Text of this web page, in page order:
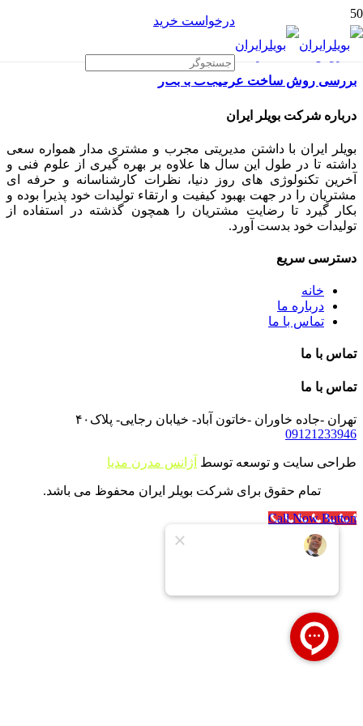
درخواست خرید
بررسی روش ساخت عرقیجات با بخار
درباره شرکت بویلر ایران
بویلر ایران با داشتن مدیریتی مجرب و مشتری مدار همواره سعی
داشته تا در طول این سال ها علاوه بر بهره گیری از علوم فنی و
آخرین تکنولوژی های روز دنیا، نظرات کارشناسانه و حرفه ای
مشتریان را در جهت بهبود کیفیت و ارتقاء تولیدات خود پذیرا بوده و
بکار گیرد تا رضایت مشتریان را همچون گذشته در استفاده از
تولیدات خود بدست آورد.
دسترسی سریع
خانه
درباره ما
تماس با ما
تماس با ما
تماس با ما
تهران -جاده خاوران -خاتون آباد- خیابان رجایی- پلاک۴۰
09121233946
طراحی سایت و توسعه توسط آژانس مدرن مدیا
تمام حقوق برای شرکت بویلر ایران محفوظ می باشد.
Call Now Button